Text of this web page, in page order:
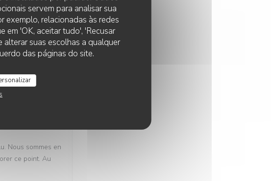
servem para analisar sua
exemplo, relacionadas às redes
em 'OK, aceitar tudo', 'Recusar
alterar suas escolhas a qualquer
das páginas do site.
1 /5 quality_price:1/5
4/5 quality_price
Nous sommes en
ce point. Au